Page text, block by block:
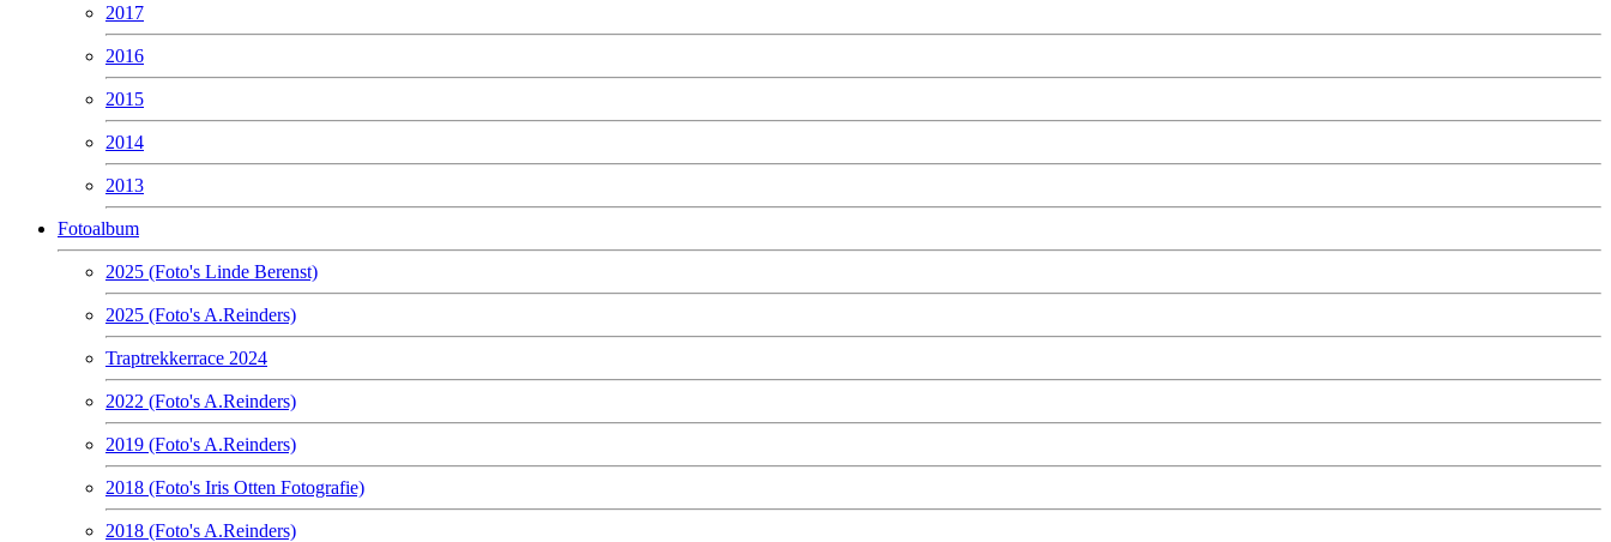
2017
2016
2015
2014
2013
Fotoalbum
2025 (Foto's Linde Berenst)
2025 (Foto's A.Reinders)
Traptrekkerrace 2024
2022 (Foto's A.Reinders)
2019 (Foto's A.Reinders)
2018 (Foto's Iris Otten Fotografie)
2018 (Foto's A.Reinders)